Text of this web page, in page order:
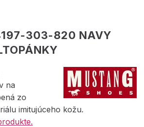
303-820 NAVY
na
zo
imitujúceho kožu.